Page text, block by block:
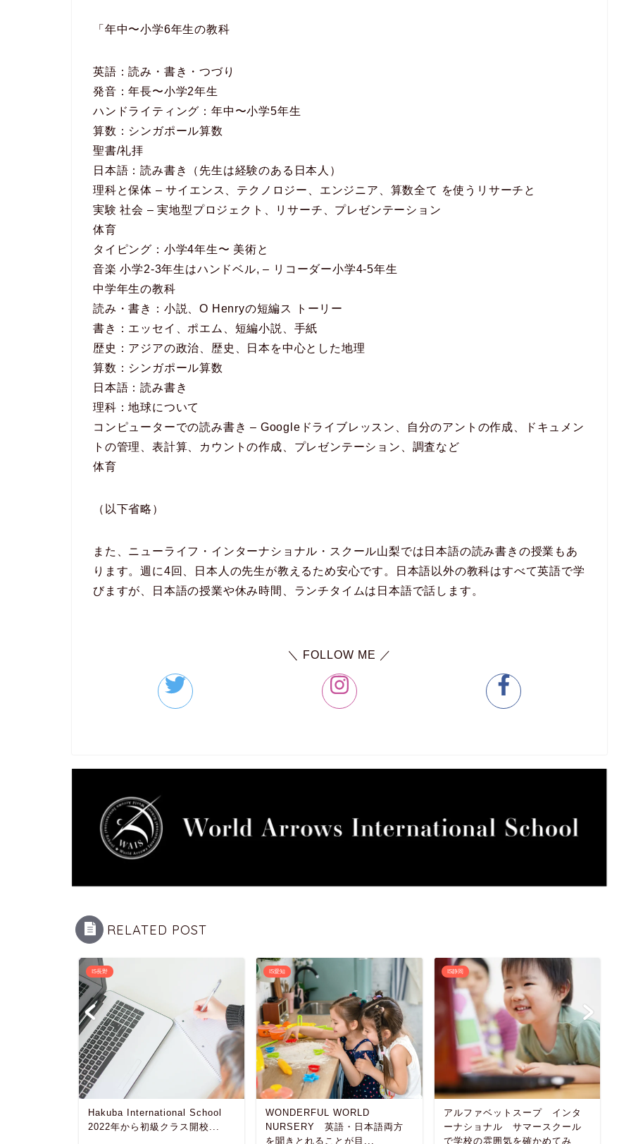
「年中〜小学6年生の教科
英語：読み・書き・つづり
発音：年長〜小学2年生
ハンドライティング：年中〜小学5年生
算数：シンガポール算数
聖書/礼拝
日本語：読み書き（先生は経験のある日本人）
理科と保体 – サイエンス、テクノロジー、エンジニア、算数全て を使うリサーチと
実験 社会 – 実地型プロジェクト、リサーチ、プレゼンテーション
体育
タイピング：小学4年生〜 美術と
音楽 小学2-3年生はハンドベル, – リコーダー小学4-5年生
中学年生の教科
読み・書き：小説、O Henryの短編ス トーリー
書き：エッセイ、ポエム、短編小説、手紙
歴史：アジアの政治、歴史、日本を中心とした地理
算数：シンガポール算数
日本語：読み書き
理科：地球について
コンピューターでの読み書き – Googleドライブレッスン、自分のアントの作成、ドキュメン
トの管理、表計算、カウントの作成、プレゼンテーション、調査など
体育
（以下省略）
また、ニューライフ・インターナショナル・スクール山梨では日本語の読み書きの授業もあ
ります。週に4回、日本人の先生が教えるため安心です。日本語以外の教科はすべて英語で学
びますが、日本語の授業や休み時間、ランチタイムは日本語で話します。
＼ FOLLOW ME ／
RELATED POST
IS長野
Hakuba International School
2022年から初級クラス開校...
IS愛知
WONDERFUL WORLD
NURSERY 英語・日本語両方
を聞きとれることが目...
IS静岡
アルファベットスープ インタ
ーナショナル サマースクール
で学校の雰囲気を確かめてみ